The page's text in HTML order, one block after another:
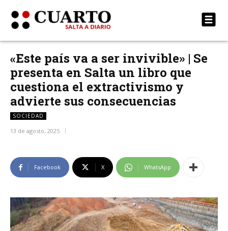
«Este país va a ser invivible» | Se
presenta en Salta un libro que
cuestiona el extractivismo y
advierte sus consecuencias
SOCIEDAD
13 de agosto, 2025
Facebook X WhatsApp